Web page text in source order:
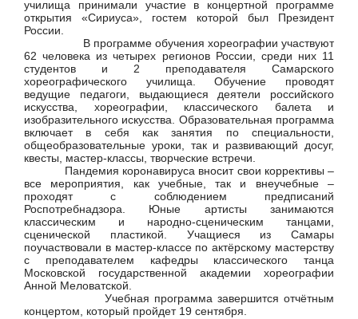
училища принимали участие в концертной программе
открытия «Сириуса», гостем которой был Президент
России.
В программе обучения хореографии участвуют
62 человека из четырех регионов России, среди них 11
студентов и 2 преподавателя Самарского
хореографического училища. Обучение проводят
ведущие педагоги, выдающиеся деятели российского
искусства, хореографии, классического балета и
изобразительного искусства. Образовательная программа
включает в себя как занятия по специальности,
общеобразовательные уроки, так и развивающий досуг,
квесты, мастер-классы, творческие встречи.
Пандемия коронавируса вносит свои коррективы –
все мероприятия, как учебные, так и внеучебные –
проходят с соблюдением предписаний
Роспотребнадзора. Юные артисты занимаются
классическим и народно-сценическим танцами,
сценической пластикой. Учащиеся из Самары
поучаствовали в мастер-классе по актёрскому мастерству
с преподавателем кафедры классического танца
Московской государственной академии хореографии
Анной Меловатской.
Учебная программа завершится отчётным
концертом, который пройдет 19 сентября.